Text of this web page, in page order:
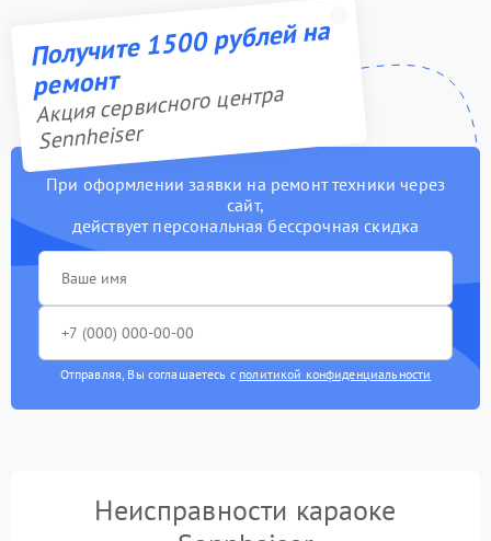
Получите 1500 рублей на
ремонт
Акция сервисного центра
Sennheiser
При оформлении заявки на ремонт техники через
сайт,
действует персональная бессрочная скидка
Отправляя, Вы соглашаетесь с политикой конфиденциальности
Неисправности караоке